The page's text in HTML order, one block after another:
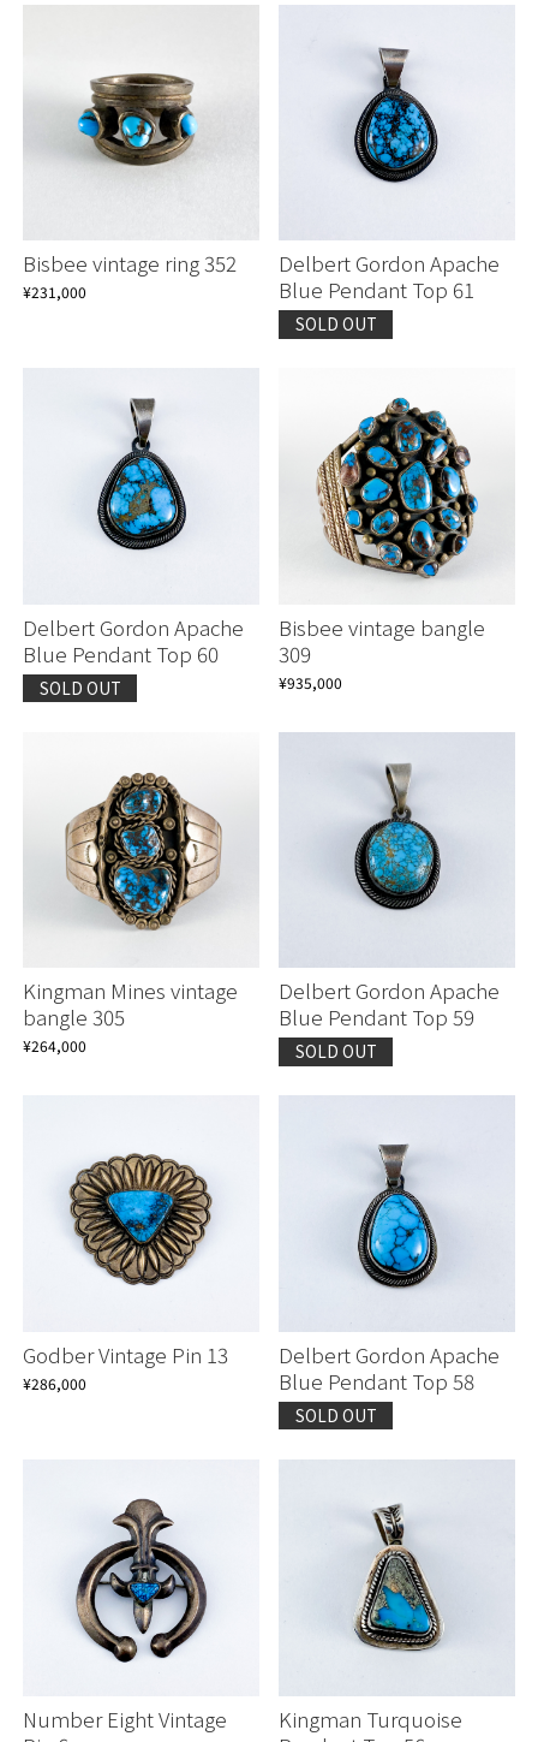
Bisbee vintage ring 352
¥231,000
Delbert Gordon Apache
Blue Pendant Top 61
SOLD OUT
Delbert Gordon Apache
Blue Pendant Top 60
SOLD OUT
Bisbee vintage bangle
309
¥935,000
Kingman Mines vintage
bangle 305
¥264,000
Delbert Gordon Apache
Blue Pendant Top 59
SOLD OUT
Godber Vintage Pin 13
¥286,000
Delbert Gordon Apache
Blue Pendant Top 58
SOLD OUT
Number Eight Vintage
Kingman Turquoise
Continue shopping Proceed to Cart
Continue shopping Proceed to Cart